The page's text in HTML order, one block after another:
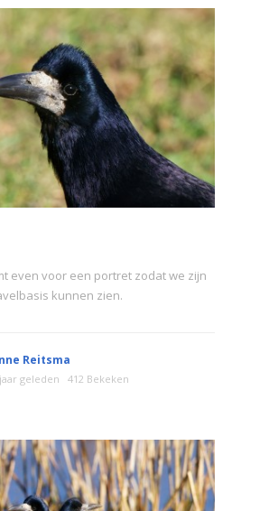
even voor een portret zodat we zijn
kunnen zien.
Reitsma
geleden 412 Bekeken